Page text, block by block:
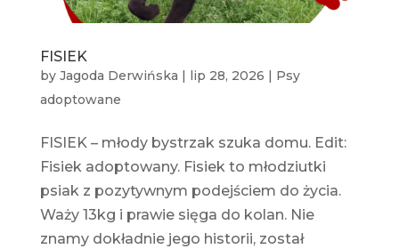
FISIEK
by Jagoda Derwińska lip 28, 2026
Psy
adoptowane
FISIEK – młody bystrzak szuka domu. Edit:
Fisiek adoptowany. Fisiek to młodziutki
psiak z pozytywnym podejściem do życia.
Waży 13kg i prawie sięga do kolan. Nie
znamy dokładnie jego historii, został